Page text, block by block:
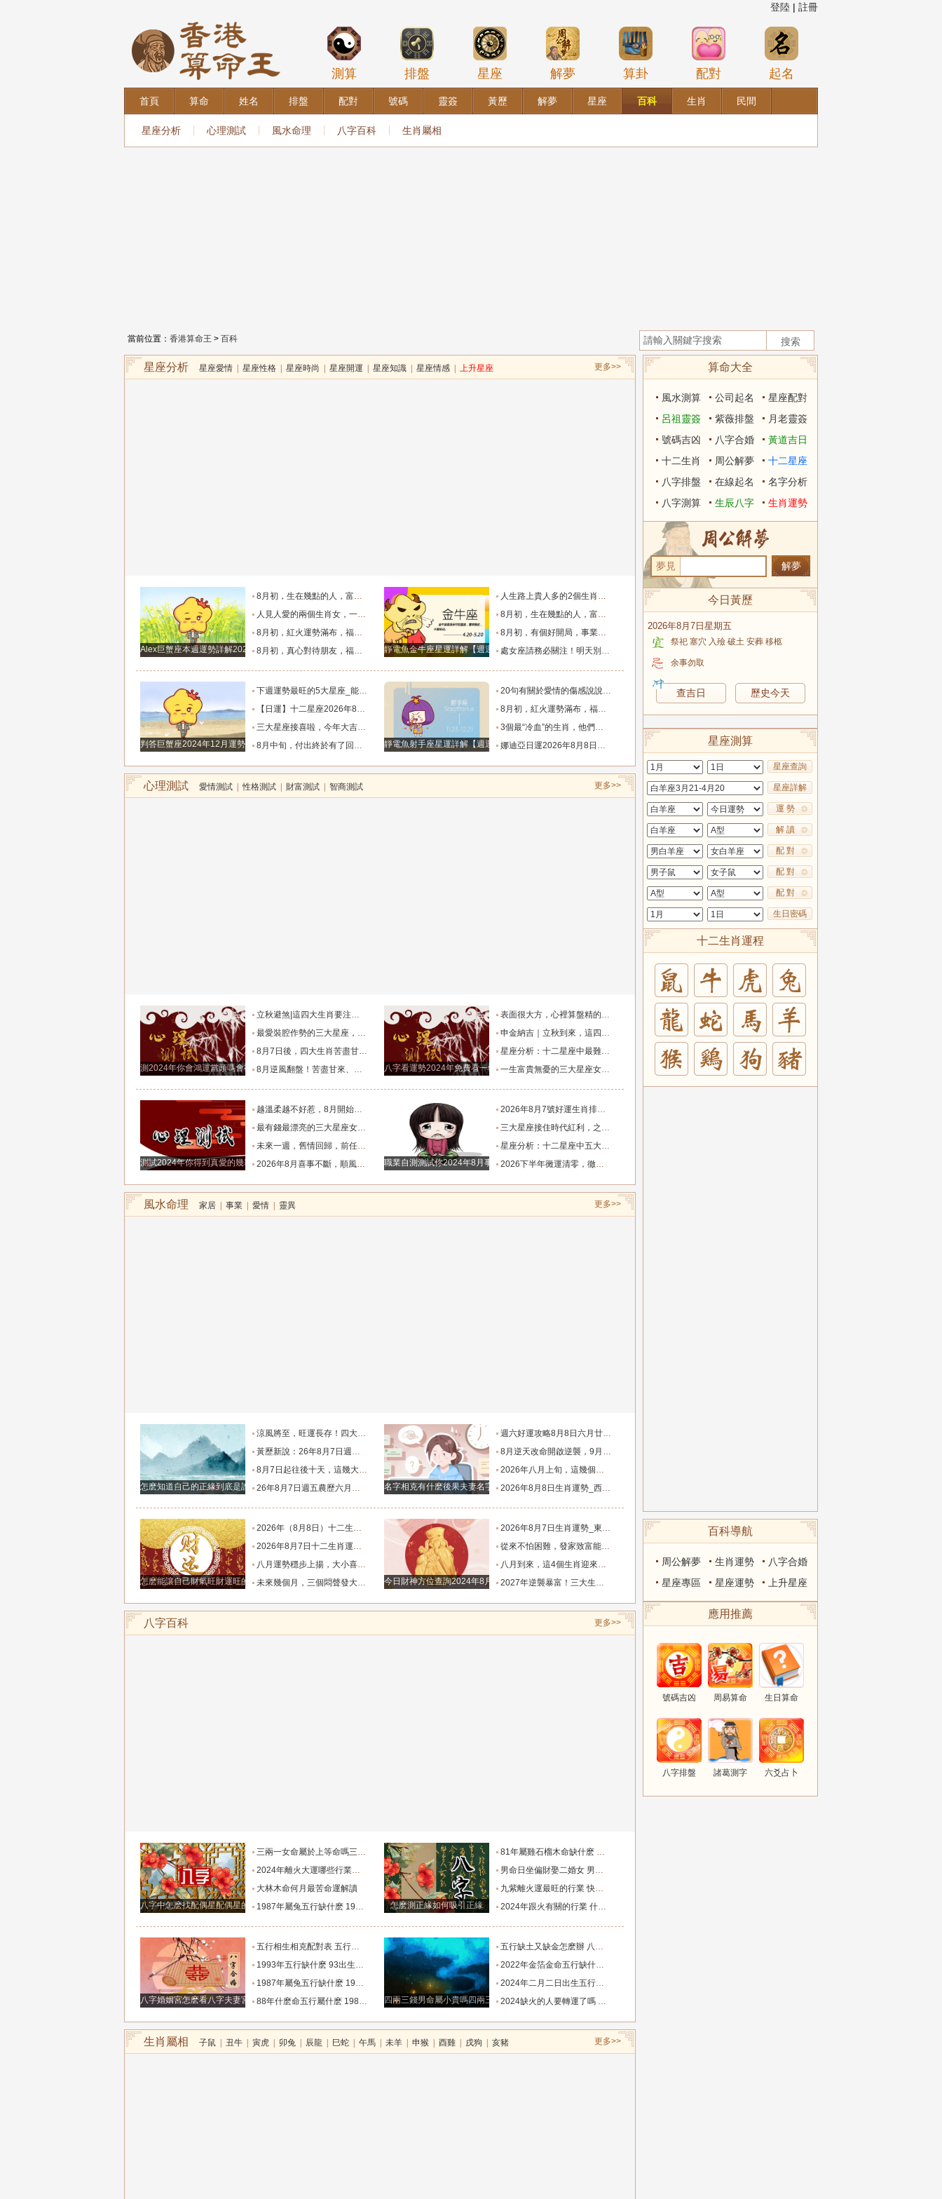
登陸 | 註冊
測算 排盤 星座 解夢 算卦 配對 起名
首頁 算命 姓名 排盤 配對 號碼 靈簽 黃歷 解夢 星座 百科 生肖 民間
星座分析 心理測試 風水命理 八字百科 生肖屬相
當前位置： 香港算命王 > 百科
星座分析 星座愛情 星座性格 星座時尚 星座開運 星座知識 星座情感 上升星座 更多>>
Alex巨蟹座本週運勢詳解2024.12.23-12.29
8月初，生在幾點的人，富有才情，桃花旺盛，和氣生財過一生_天秤座_獅子座_關係
人見人愛的兩個生肖女，一生追求者最多，堪稱萬人迷！_智慧_啟示_都能
8月初，紅火運勢滿布，福氣源源不斷的四個星座，日子美滿_朋友_獅子座_雙子座
8月初，真心對待朋友，福氣不缺，事業和生意蒸蒸日上的四個星座_合作中_金牛座_雙子座
靜電魚金牛座星運詳解【週運2024年12月9日-12月15日】
人生路上貴人多的2個生肖女，紅火財運在身，擁有美滿愛情！_生活_總能_事業
8月初，生在幾點的人，富有才情，桃花旺盛，和氣生財過一生_天秤座_獅子座_關係
8月初，有個好開局，事業賺錢多，升職快，福氣指數高的4個星座_財運亨通_獅子座_天蠍座
處女座請務必關注！明天別再自我委屈，趕走爛桃花和破財的陰霾！_宇宙_機會_方也會
判答巨蟹座2024年12月運勢詳解
下週運勢最旺的5大星座_能量_木星_獅子座
【日運】十二星座2026年8月8日運勢播報_方面_感情_工作時
三大星座接喜啦，今年大吉大利，財氣逼人，榮華富貴擋不住。_天蠍座_財富_智慧
8月中旬，付出終於有了回報的三個星座，日子一天天好起來_那件_時間_結果
靜電魚射手座星運詳解【週運2024年10月21日-10月27日】
20句有關於愛情的傷感說說，每一句都很傷感！_生命_光芒_獨角戲
8月初，紅火運勢滿布，福氣源源不斷的四個星座，日子美滿_朋友_獅子座_雙子座
3個最“冷血”的生肖，他們幾乎沒有情感_保護_態度_世界
娜迪亞日運2026年8月8日週六每日星座運勢_數字_感情_規劃
心理測試 愛情測試 性格測試 財富測試 智商測試 更多>>
測2024年你會鴻運當頭嗎會有好運降臨嗎
立秋避煞|這四大生肖要注意了，可以這樣調整_申金_金木_損耗
最愛裝腔作勢的三大星座，不懂裝懂！_天秤座_獅子座_都有
8月7日後，四大生肖苦盡甘來，財運升溫，日子越走越順_生活_財富_都會
8月逆風翻盤！苦盡甘來、運勢徹底爆棚的三大星座_內耗_感情_好運
八字看運勢2024年免費看一年運勢發展
表面很大方，心裡算盤精的四大星座_清醒_雙魚_分寸
申金納吉｜立秋到來，這四大生肖要走好運了_金水_申辰_午馬
星座分析：十二星座中最難追的三大星座女生，處女座上榜！_關係_因為_基礎
一生富貴無憂的三大星座女_金牛女_女子_貴人
測試2024年你得到真愛的幾率有多少？
越溫柔越不好惹，8月開始鴻運當頭的四大星座女！_女生_金牛女_好運
最有錢最漂亮的三大星座女，一個公主命，一個鳳凰命，一個富婆命_女生_帶著_獅子座
未來一週，舊情回歸，前任淚如雨下的三大星座！_情感_金牛座_關係
2026年8月喜事不斷，順風順水的五大星座_主動_對方_資金規劃
職業自測測試你2024年8月事業運有多好
2026年8月7號好運生肖排名榜。_財運_感情_飾品
三大星座接住時代紅利，之前吃虧隱忍，全部轉化為晚年財富_行業_合作_人情
星座分析：十二星座中五大顏值最高的星座女生，天秤座只能排第二_魅力_情感_觀察力
2026下半年黴運清零，徹底走出低谷、逆風翻盤的三大星座！_生活_木星_誤解
風水命理 家居 事業 愛情 靈異 更多>>
怎麽知道自己的正緣到底是誰正緣出現的特徵
涼風將至，旺運長存！四大生肖的福氣要陪他們走過四季輪回_葉常青_守護_季節
黃歷新說：26年8月7日週五農歷六月廿五，十二生肖宜忌吉兇早知道_吉神_日子_朋友
8月7日起往後十天，這幾大生肖財神安穩落座，聚財納福家底日漸變得厚實富足_池池_財運_時間
26年8月7日週五農歷六月廿五十二生肖運勢及注意事項_工作_話說_生活
名字相克有什麽後果夫妻名字相克婚姻不穩定
週六好運攻略8月8日六月廿六，十二生肖運勢及注意事項_調和_衣飾_事務
8月逆天改命開啟逆襲，9月順利上岸，往後餘生富貴相伴的三大生肖_九月_屬雞_氣運
2026年八月上旬，這幾個生肖財氣旺盛鼎盛，生活豐盈喜事接連不斷降臨_龍人_時間_池池
2026年8月8日生肖運勢_西方_合作_方位
怎麽能讓自己財氣旺財運旺的人共性
2026年（8月8日）十二生肖運勢排行榜_事業_屬相_屬雞
2026年8月7日十二生肖運勢_工作_財運_感情
八月運勢穩步上揚，大小喜事接連上門的三大生肖_屬狗_好運_關鍵
未來幾個月，三個悶聲發大財的生肖！實力到位，財源炸不停_屬雞_朋友_本事
今日財神方位查詢2024年8月23日財神喜神最佳方位
2026年8月7日生肖運勢_東方_方位_醜未
從來不怕困難，發家致富能靠自己實現，日子美好又順利的生肖_硬生生_帶著_技術
八月到來，這4個生肖迎來轉運巔峰，財運擋不住，喜事登門！_機會_本命年_龍人
2027年逆襲暴富！三大生肖踩中流年財星，一路飛速賺大錢_財富_貴人_屬豬
八字百科 更多>>
八字中怎麽找配偶星配偶星的作用
三兩一女命屬於上等命嗎三兩一錢女命
2024年離火大運哪些行業好2024年適合什麽行業
大林木命何月最苦命運解讀
1987年屬兔五行缺什麽 1987年出生的人屬於什麽命
怎麽測正緣如何吸引正緣
81年屬雞石榴木命缺什麽 五行缺失化解的方法
男命日坐偏財娶二婚女 男命日主偏財是什麽意思
九紫離火運最旺的行業 快節奏的創新科技行業
2024年跟火有關的行業 什麽行業和火有關
八字婚姻宮怎麽看八字夫妻宮看婚姻
五行相生相克配對表 五行婚配相生相克表
1993年五行缺什麽 93出生會缺少的五行
1987年屬兔五行缺什麽 1987年出生的人屬於什麽命
88年什麽命五行屬什麽 1988土龍五行命缺什麽
四兩三錢男命屬小貴嗎四兩三錢男命好嗎
五行缺土又缺金怎麽辦 八字中土和金的象徵意義
2022年金箔金命五行缺什麽 金命之人的特點
2024年二月二日出生五行缺什麽 寶寶五行分析
2024缺火的人要轉運了嗎 缺火的人到離火大運
生肖屬相 子鼠 丑牛 寅虎 卯兔 辰龍 巳蛇 午馬 未羊 申猴 酉雞 戌狗 亥豬 更多>>
算命大全
風水測算 公司起名
星座配對
呂祖靈簽
紫薇排盤
月老靈簽
號碼吉凶
八字合婚
黃道吉日
十二生肖
周公解夢
十二星座
八字排盤
在線起名
名字分析
八字測算
生辰八字 生肖運勢
夢見
今日黃歷
2026年8月7日星期五
祭祀 塞穴 入殮 破土 安葬 移柩
余事勿取
查吉日 歷史今天
星座測算
星座查詢
星座詳解
運 勢
解 讀
配 對
配 對
配 對
生日密碼
十二生肖運程
龍 蛇 馬
猴 雞 狗
百科導航
周公解夢 生肖運勢
八字合婚
星座專區
星座運勢 上升星座
應用推薦
號碼吉凶 周易算命 生日算命
八字排盤 諸葛測字 六爻占卜